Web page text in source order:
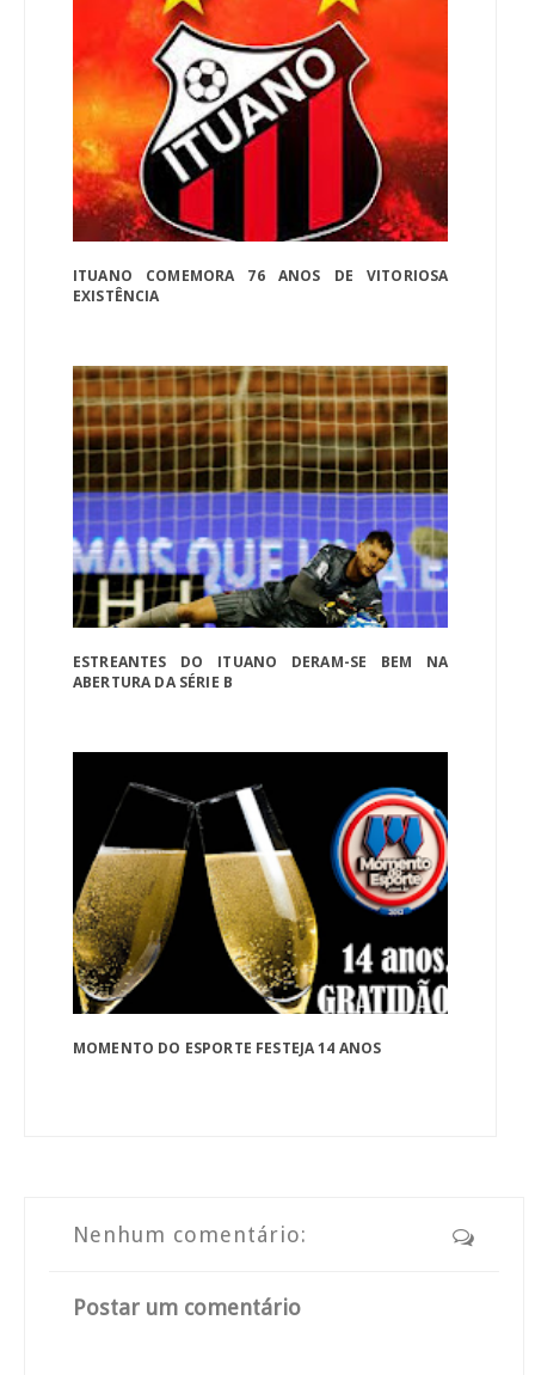
ITUANO COMEMORA 76 ANOS DE VITORIOSA
EXISTÊNCIA
ESTREANTES DO ITUANO DERAM-SE BEM NA
ABERTURA DA SÉRIE B
MOMENTO DO ESPORTE FESTEJA 14 ANOS
Nenhum comentário:
Postar um comentário